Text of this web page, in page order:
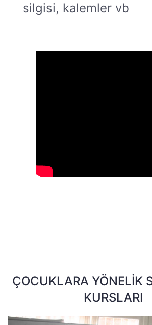
silgisi, kalemler vb
ÇOCUKLARA YÖNELIK
KURSLARI